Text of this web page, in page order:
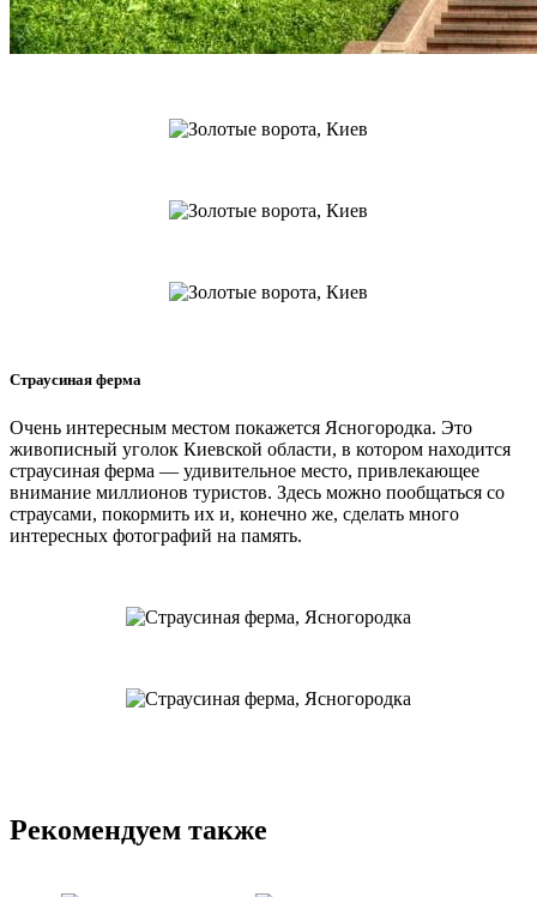
Страусиная ферма
Очень интересным местом покажется Ясногородка. Это
живописный уголок Киевской области, в котором находится
страусиная ферма — удивительное место, привлекающее
внимание миллионов туристов. Здесь можно пообщаться со
страусами, покормить их и, конечно же, сделать много
интересных фотографий на память.
Рекомендуем также